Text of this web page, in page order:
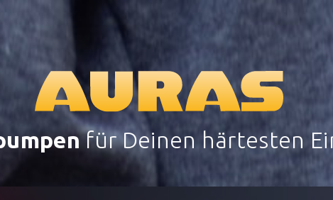
für Deinen härtesten